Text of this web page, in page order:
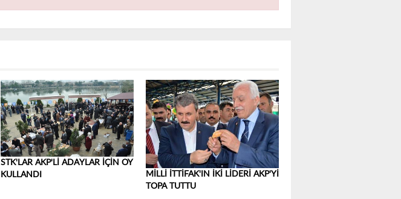
STK'LAR AKP'Lİ ADAYLAR İÇİN OY
KULLANDI
MİLLİ İTTİFAK'IN İKİ LİDERİ AKP'Yİ
TOPA TUTTU